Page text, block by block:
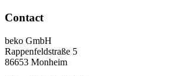
Contact
beko GmbH
Rappenfeldstraße 5
86653 Monheim